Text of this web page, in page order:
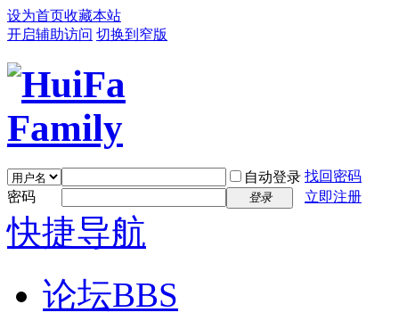
设为首页收藏本站
开启辅助访问 切换到窄版
自动登录 找回密码
密码
登录 立即注册
快捷导航
论坛BBS